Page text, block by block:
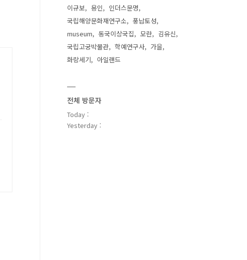
이규보
용인
인더스문명
국립해양문화재연구소
풍납토성
museum
동국이상국집 모란
김유신
국립고궁박물관
학예연구사
가을
화랑세기
아일랜드
전체 방문자
Today :
Yesterday :